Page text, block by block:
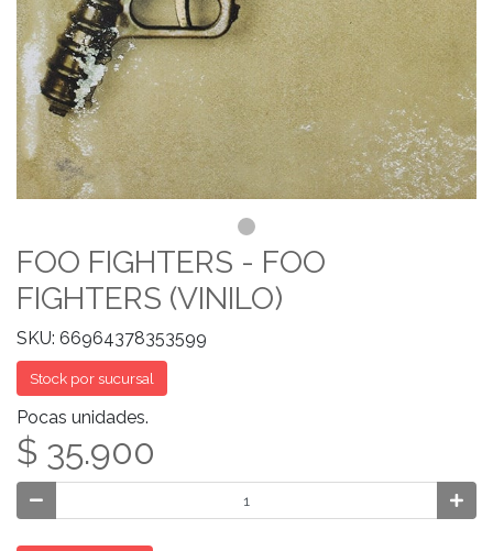
FOO FIGHTERS - FOO
FIGHTERS (VINILO)
SKU: 66964378353599
Stock por sucursal
Pocas unidades.
$ 35.900